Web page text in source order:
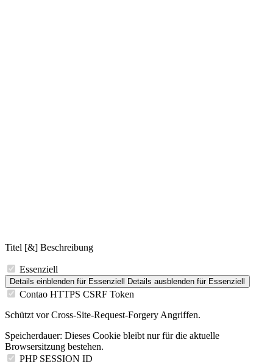
Titel [&] Beschreibung
Essenziell
Details einblenden für Essenziell Details ausblenden für Essenziell
Contao HTTPS CSRF Token
Schützt vor Cross-Site-Request-Forgery Angriffen.
Speicherdauer: Dieses Cookie bleibt nur für die aktuelle
Browsersitzung bestehen.
PHP SESSION ID